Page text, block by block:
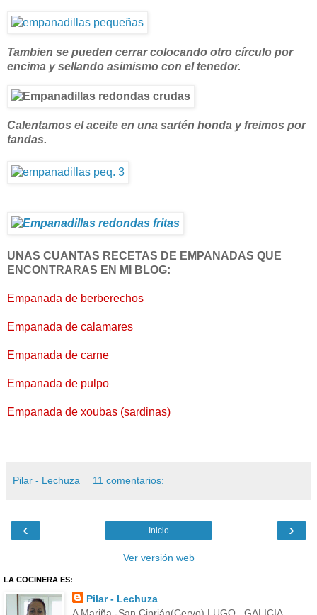
Tambien se pueden cerrar colocando otro círculo por
encima y sellando asimismo con el tenedor.
Calentamos el aceite en una sartén honda y freimos por
tandas.
UNAS CUANTAS RECETAS DE EMPANADAS QUE
ENCONTRARAS EN MI BLOG:
Empanada de berberechos
Empanada de calamares
Empanada de carne
Empanada de pulpo
Empanada de xoubas (sardinas)
Pilar - Lechuza 11 comentarios:
‹ ›
Inicio
Ver versión web
LA COCINERA ES:
Pilar - Lechuza